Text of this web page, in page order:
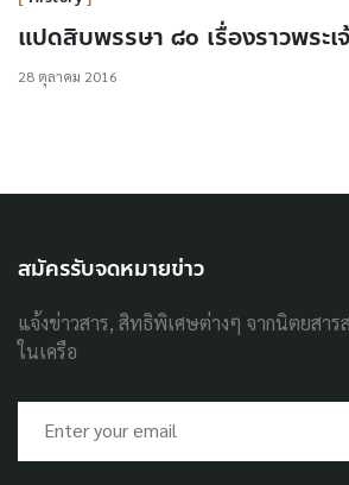
แปดสิบพรรษา ๘๐ เรื่องราวพระเ
28 ตุลาคม 2016
สมัครรับจดหมายข่าว
แจ้งข่าวสาร, สิทธิพิเศษต่างๆ จากนิตยสา
ในเครือ